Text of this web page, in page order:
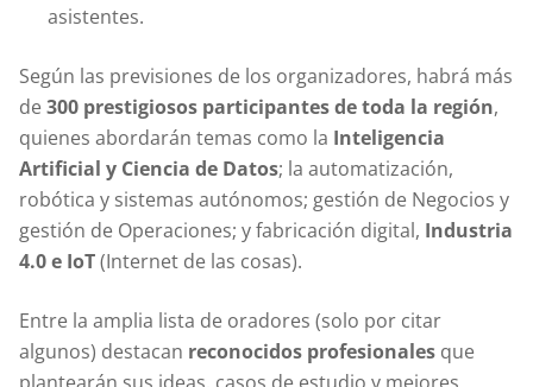
asistentes.
Según las previsiones de los organizadores, habrá más
de300 prestigiosos participantes de toda la región,
quienes abordarán temas como la Inteligencia
Artificial y Ciencia de Datos; la automatización,
robótica y sistemas autónomos; gestión de Negocios y
gestión de Operaciones; y fabricación digital, Industria
4.0 e IoT(Internet de las cosas).
Entre la amplia lista de oradores (solo por citar
algunos) destacan reconocidos profesionales que